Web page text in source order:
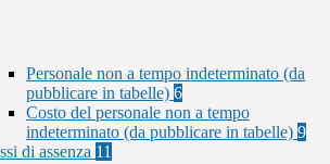
Personale non a tempo indeterminato (da
pubblicare in tabelle) 6
Costo del personale non a tempo
indeterminato (da pubblicare in tabelle) 9
di assenza 11